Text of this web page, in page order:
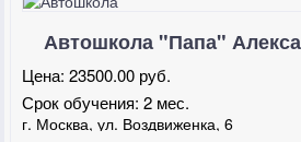
Автошкола "Папа"
Цена:23500.00 руб.
Срок обучения:2 мес.
г. Москва, ул. Воздвиженка, 6